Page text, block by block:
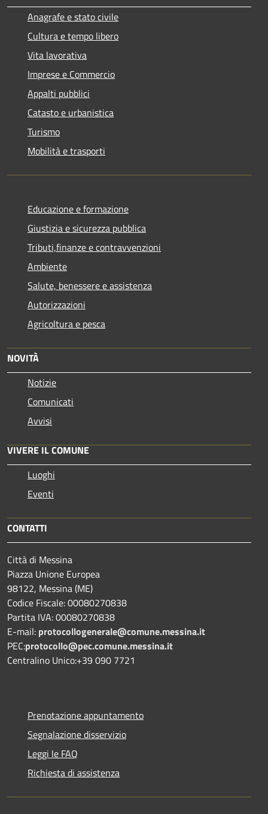
Anagrafe e stato civile
Cultura e tempo libero
Vita lavorativa
Imprese e Commercio
Appalti pubblici
Catasto e urbanistica
Turismo
Mobilità e trasporti
Educazione e formazione
Giustizia e sicurezza pubblica
Tributi,finanze e contravvenzioni
Ambiente
Salute, benessere e assistenza
Autorizzazioni
Agricoltura e pesca
NOVITÀ
Notizie
Comunicati
Avvisi
VIVERE IL COMUNE
Luoghi
Eventi
CONTATTI
Città di Messina
Piazza Unione Europea
98122, Messina (ME)
Codice Fiscale: 00080270838
Partita IVA: 00080270838
E-mail: protocollogenerale@comune.messina.it
PEC:protocollo@pec.comune.messina.it
Centralino Unico:+39 090 7721
Prenotazione appuntamento
Segnalazione disservizio
Leggi le FAQ
Richiesta di assistenza